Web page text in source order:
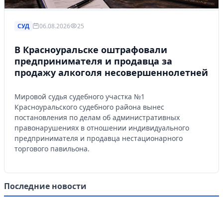
СУД 06.08.2026 25
В Красноуральске оштрафовали
предпринимателя и продавца за
продажу алкоголя несовершеннолетней
Мировой судья судебного участка №1
Красноуральского судебного района вынес
постановления по делам об административных
правонарушениях в отношении индивидуального
предпринимателя и продавца нестационарного
торгового павильона.
Последние новости